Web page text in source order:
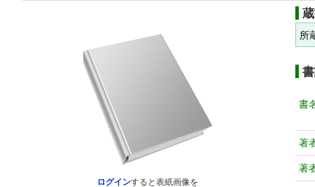
ログインすると表紙画像を
所
書
著
著